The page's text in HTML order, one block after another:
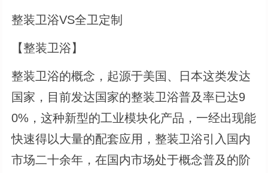
整装卫浴VS全卫定制
【整装卫浴】
整装卫浴的概念，起源于美国、日本这类发达
国家，目前发达国家的整装卫浴普及率已达9
0%，这种新型的工业模块化产品，一经出现能
快速得以大量的配套应用，整装卫浴引入国内
市场二十余年，在国内市场处于概念普及的阶